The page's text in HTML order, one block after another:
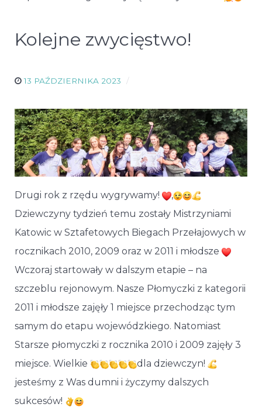
Kolejne zwycięstwo!
13 PAŹDZIERNIKA 2023
Drugi rok z rzędu wygrywamy!
,
Dziewczyny tydzień temu zostały Mistrzyniami
Katowic w Sztafetowych Biegach Przełajowych w
rocznikach 2010, 2009 oraz w 2011 i młodsze
Wczoraj startowały w dalszym etapie – na
szczeblu rejonowym. Nasze Płomyczki z kategorii
2011 i młodsze zajęły 1 miejsce przechodząc tym
samym do etapu wojewódzkiego. Natomiast
Starsze płomyczki z rocznika 2010 i 2009 zajęły 3
miejsce. Wielkie
dla dziewczyn!
jesteśmy z Was dumni i życzymy dalszych
sukcesów!